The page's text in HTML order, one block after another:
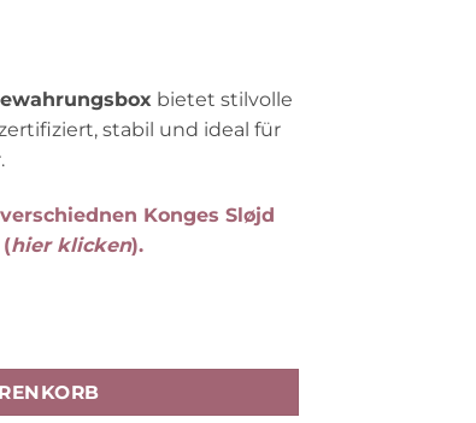
bietet stilvolle
stabil und ideal für
Konges Sløjd
hier klicken).
„Cherry“ 38x21x23cm Menge